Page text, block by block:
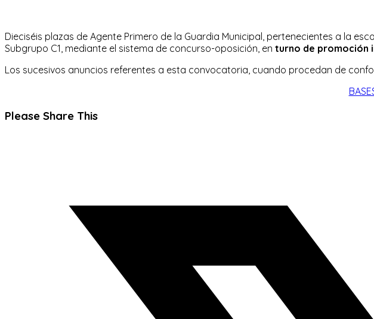
Dieciséis plazas de Agente Primero de la Guardia Municipal, pertenecientes a la
Subgrupo C1, mediante el sistema de concurso-oposición, en turno de promoción
Los sucesivos anuncios referentes a esta convocatoria, cuando procedan de
Please Share ThisCompartir